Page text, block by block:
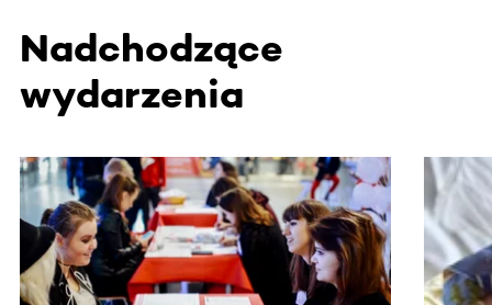
Nadchodzące
wydarzenia
Ta sekcja zawiera treści przewijane w poziomie. Użyj